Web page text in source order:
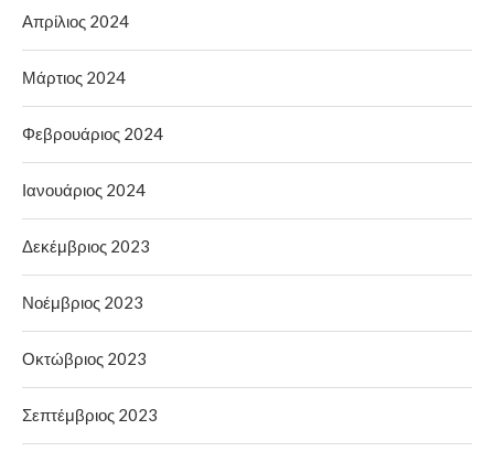
Απρίλιος 2024
Μάρτιος 2024
Φεβρουάριος 2024
Ιανουάριος 2024
Δεκέμβριος 2023
Νοέμβριος 2023
Οκτώβριος 2023
Σεπτέμβριος 2023